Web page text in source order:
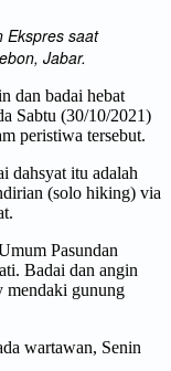
Ekspres saat
Jabar.
dan badai hebat
Sabtu (30/10/2021)
peristiwa tersebut.
dahsyat itu adalah
(solo hiking) via
Pasundan
Badai dan angin
mendaki gunung
wartawan, Senin